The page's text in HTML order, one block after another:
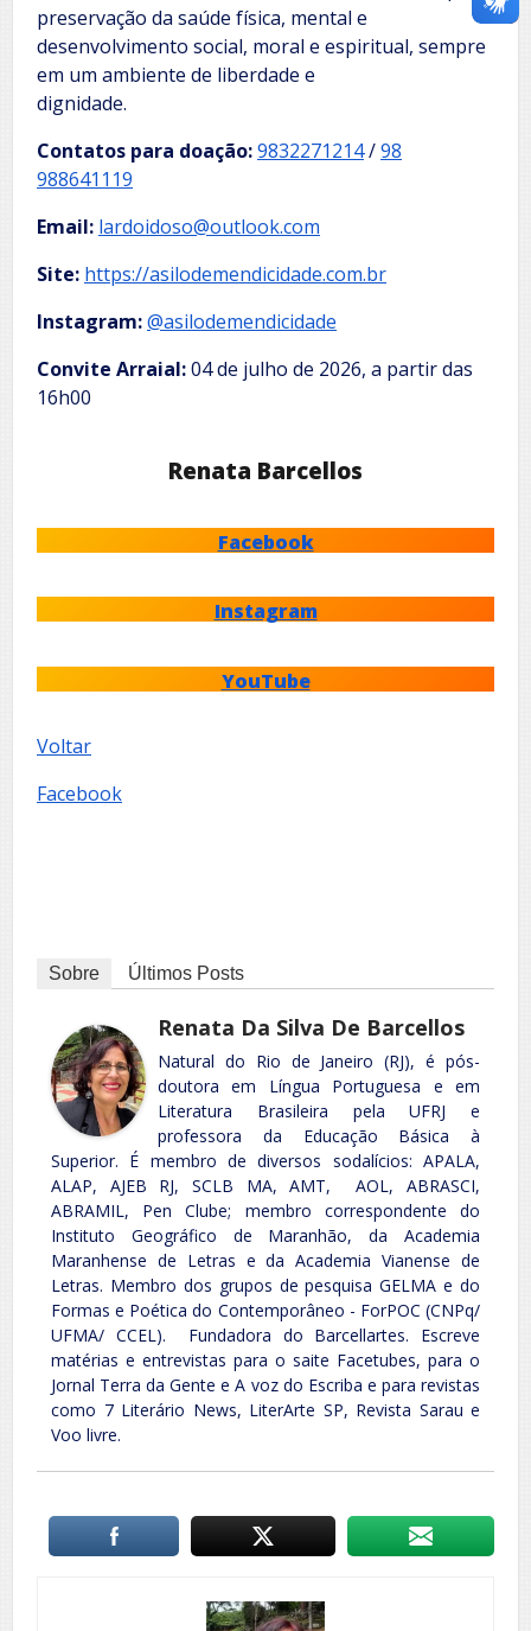
preservação da saúde física, mental e
desenvolvimento social, moral e espiritual, sempre
em um ambiente de liberdade e
dignidade.
Contatos para doação:9832271214/98
988641119
Email: lardoidoso@outlook.com
Site: https://asilodemendicidade.com.br
Instagram:@asilodemendicidade
Convite Arraial:04 de julho de 2026, a partir das
16h00
Renata Barcellos
Facebook
Instagram
YouTube
Voltar
Facebook
Sobre Últimos Posts
Renata Da Silva De Barcellos
Natural do Rio de Janeiro (RJ), é pós-
doutora em Língua Portuguesa e em
Literatura Brasileira pela UFRJ e
professora da Educação Básica à
Superior. É membro de diversos sodalícios: APALA,
ALAP, AJEB RJ, SCLB MA, AMT, AOL, ABRASCI,
ABRAMIL, Pen Clube; membro correspondente do
Instituto Geográfico de Maranhão, da Academia
Maranhense de Letras e da Academia Vianense de
Letras. Membro dos grupos de pesquisa GELMA e do
Formas e Poética do Contemporâneo - ForPOC (CNPq/
UFMA/ CCEL). Fundadora do Barcellartes. Escreve
matérias e entrevistas para o saite Facetubes, para o
Jornal Terra da Gente e A voz do Escriba e para revistas
como 7 Literário News, LiterArte SP, Revista Sarau e
Voo livre.